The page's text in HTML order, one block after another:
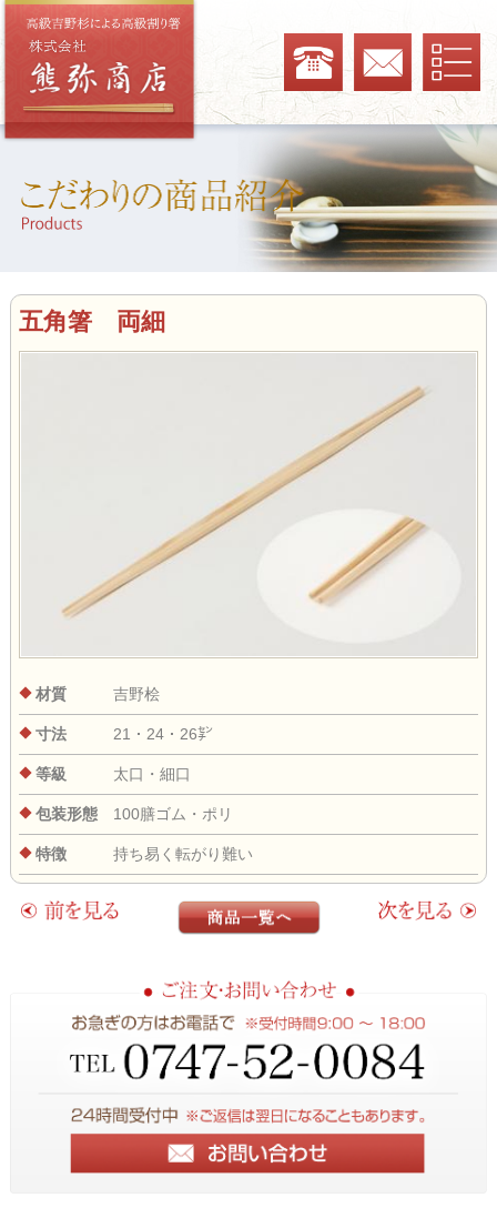
五角箸 両細
材質 吉野桧
寸法 21・24・26㌢
等級 太口・細口
包装形態 100膳ゴム・ポリ
特徴 持ち易く転がり難い